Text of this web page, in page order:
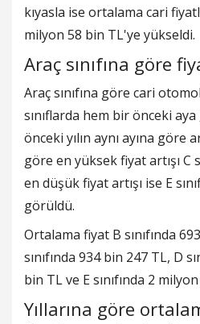
kıyasla ise ortalama cari
milyon 58 bin TL'ye yükseldi.
Araç sınıfına göre
Araç sınıfına göre cari
sınıflarda hem bir önceki
önceki yılın aynı ayına göre
göre en yüksek fiyat artışı C
en düşük fiyat artışı ise E
görüldü.
Ortalama fiyat B sınıfında
sınıfında 934 bin 247 TL, D
bin TL ve E sınıfında 2
Yıllarına göre